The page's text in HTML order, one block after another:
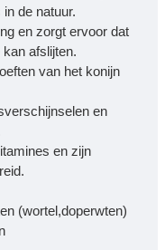
de natuur.
en zorgt ervoor dat
afslijten.
van het konijn
en
en zijn
(wortel,doperwten)